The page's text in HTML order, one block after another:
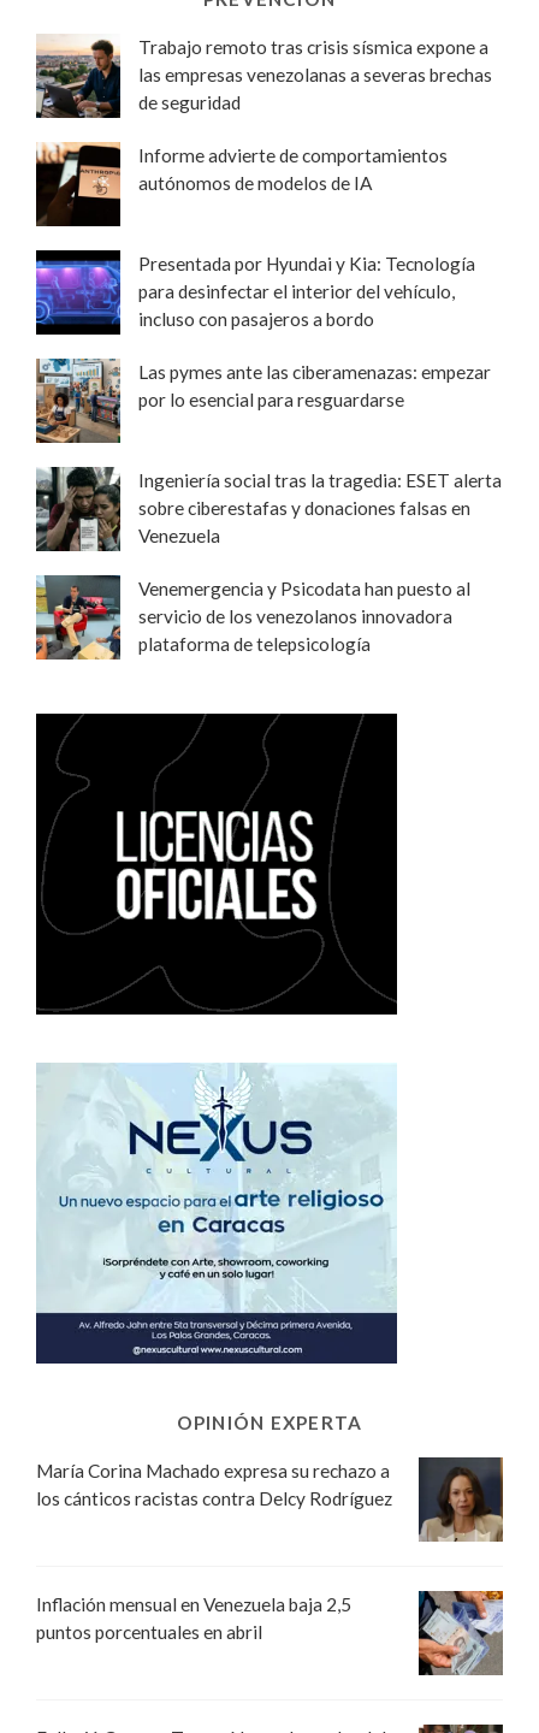
Trabajo remoto tras crisis sísmica expone a
las empresas venezolanas a severas brechas
de seguridad
Informe advierte de comportamientos
autónomos de modelos de IA
Presentada por Hyundai y Kia: Tecnología
para desinfectar el interior del vehículo,
incluso con pasajeros a bordo
Las pymes ante las ciberamenazas: empezar
por lo esencial para resguardarse
Ingeniería social tras la tragedia: ESET alerta
sobre ciberestafas y donaciones falsas en
Venezuela
Venemergencia y Psicodata han puesto al
servicio de los venezolanos innovadora
plataforma de telepsicología
OPINIÓN EXPERTA
María Corina Machado expresa su rechazo a
los cánticos racistas contra Delcy Rodríguez
Inflación mensual en Venezuela baja 2,5
puntos porcentuales en abril